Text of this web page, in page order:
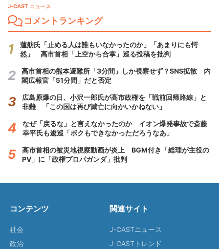
J-CAST ニュース
コメントランキング
蓮舫氏「止める人は誰もいなかったのか」「あまりにも愕
然」 高市首相「上空から合掌」巡る投稿を批判
高市首相の熊本避難所「3分間」しか視察せず？SNS拡散 内
閣広報官「51分間」だと否定
広島原爆の日、小沢一郎氏が高市政権を「戦前回帰路線」と
非難 「この国は再び滅亡に向かいかねない」
なぜ「戻るな」と言えなかったのか イオン爆発事故で斎藤
幸平氏も逡巡「ボクもできなかっただろうなあ」
高市首相の被災地視察動画が炎上 BGM付き「総理が主役の
PV」に「政権プロパガンダ」批判
コンテンツ
社会
政治
関連サイト
J-CASTニュース
J-CASTトレンド